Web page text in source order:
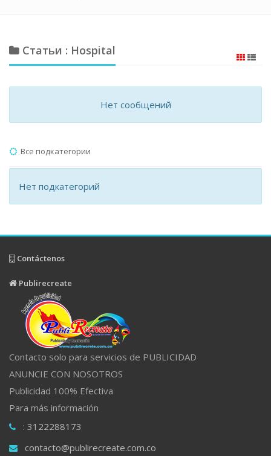
Статьи : Hospital
Нет сообщений
Все подкатегории
Нет подкатегорий
Contáctenos
Publirecreate
Contacto solo para servicios de PUBLICIDAD
ANUNCIE CON NOSOTROS
Publicidad 100% Efectiva
Para más información
: 3122288173
contacto@publirecreate.com.co